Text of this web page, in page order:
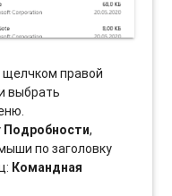
правой
выбрать
Подробности,
по заголовку
Командная